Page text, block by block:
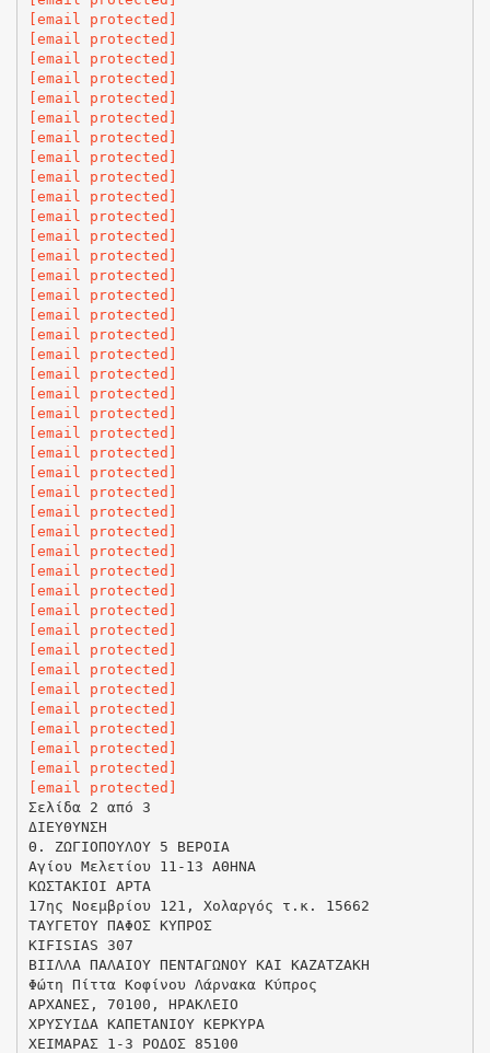
[email protected]
[email protected]
[email protected]
[email protected]
[email protected]
[email protected]
[email protected]
[email protected]
[email protected]
[email protected]
[email protected]
[email protected]
[email protected]
[email protected]
[email protected]
[email protected]
[email protected]
[email protected]
[email protected]
[email protected]
[email protected]
[email protected]
[email protected]
[email protected]
[email protected]
[email protected]
[email protected]
[email protected]
[email protected]
[email protected]
[email protected]
[email protected]
[email protected]
[email protected]
[email protected]
[email protected]
[email protected]
[email protected]
[email protected]
[email protected]
Σελίδα 2 από 3
ΔΙΕΥΘΥΝΣΗ
Θ. ΖΩΓΙΟΠΟΥΛΟΥ 5 ΒΕΡΟΙΑ
Αγίου Μελετίου 11-13 ΑΘΗΝΑ
ΚΩΣΤΑΚΙΟΙ ΑΡΤΑ
17ης Νοεμβρίου 121, Χολαργός τ.κ. 15662
ΤΑΥΓΕΤΟΥ ΠΑΦΟΣ ΚΥΠΡΟΣ
KIFISIAS 307
ΒΙΙΛΛΑ ΠΑΛΑΙΟΥ ΠΕΝΤΑΓΩΝΟΥ ΚΑΙ ΚΑΖΑΤΖΑΚΗ
Φώτη Πίττα Κοφίνου Λάρνακα Κύπρος
ΑΡΧΑΝΕΣ, 70100, ΗΡΑΚΛΕΙΟ
ΧΡΥΣΥΙΔΑ ΚΑΠΕΤΑΝΙΟΥ ΚΕΡΚΥΡΑ
ΧΕΙΜΑΡΑΣ 1-3 ΡΟΔΟΣ 85100